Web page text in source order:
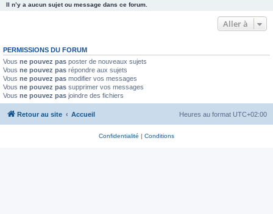
Il n’y a aucun sujet ou message dans ce forum.
Aller à
PERMISSIONS DU FORUM
Vous ne pouvez pas poster de nouveaux sujets
Vous ne pouvez pas répondre aux sujets
Vous ne pouvez pas modifier vos messages
Vous ne pouvez pas supprimer vos messages
Vous ne pouvez pas joindre des fichiers
Retour au site Accueil Heures au format UTC+02:00
Confidentialité | Conditions